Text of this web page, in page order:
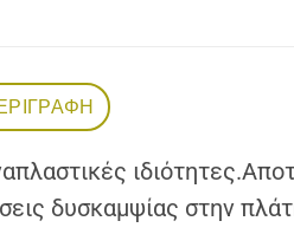
δυσκαμψίας στην